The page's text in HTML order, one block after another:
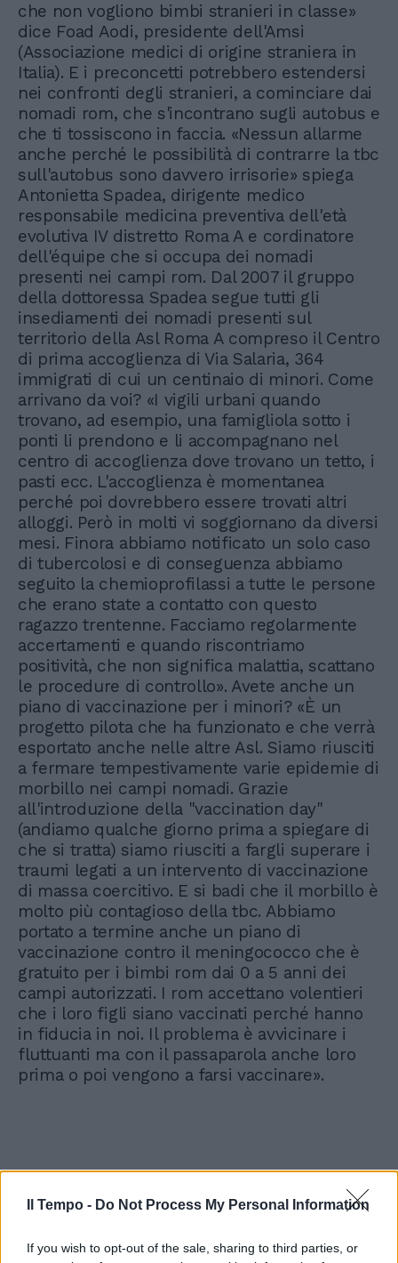
Il Tempo - Do Not Process My Personal Information
If you wish to opt-out of the sale, sharing to third parties, or
che non vogliono bimbi stranieri in classe»
dice Foad Aodi, presidente dell'Amsi
(Associazione medici di origine straniera in
Italia). E i preconcetti potrebbero estendersi
nei confronti degli stranieri, a cominciare dai
nomadi rom, che s'incontrano sugli autobus e
che ti tossiscono in faccia. «Nessun allarme
anche perché le possibilità di contrarre la tbc
sull'autobus sono davvero irrisorie» spiega
Antonietta Spadea, dirigente medico
responsabile medicina preventiva dell'età
evolutiva IV distretto Roma A e cordinatore
dell'équipe che si occupa dei nomadi
presenti nei campi rom. Dal 2007 il gruppo
della dottoressa Spadea segue tutti gli
insediamenti dei nomadi presenti sul
territorio della Asl Roma A compreso il Centro
di prima accoglienza di Via Salaria, 364
immigrati di cui un centinaio di minori. Come
arrivano da voi? «I vigili urbani quando
trovano, ad esempio, una famigliola sotto i
ponti li prendono e li accompagnano nel
centro di accoglienza dove trovano un tetto, i
pasti ecc. L'accoglienza è momentanea
perché poi dovrebbero essere trovati altri
alloggi. Però in molti vi soggiornano da diversi
mesi. Finora abbiamo notificato un solo caso
di tubercolosi e di conseguenza abbiamo
seguito la chemioprofilassi a tutte le persone
che erano state a contatto con questo
ragazzo trentenne. Facciamo regolarmente
accertamenti e quando riscontriamo
positività, che non significa malattia, scattano
le procedure di controllo». Avete anche un
piano di vaccinazione per i minori? «È un
progetto pilota che ha funzionato e che verrà
esportato anche nelle altre Asl. Siamo riusciti
a fermare tempestivamente varie epidemie di
morbillo nei campi nomadi. Grazie
all'introduzione della "vaccination day"
(andiamo qualche giorno prima a spiegare di
che si tratta) siamo riusciti a fargli superare i
traumi legati a un intervento di vaccinazione
di massa coercitivo. E si badi che il morbillo è
molto più contagioso della tbc. Abbiamo
portato a termine anche un piano di
vaccinazione contro il meningococco che è
gratuito per i bimbi rom dai 0 a 5 anni dei
campi autorizzati. I rom accettano volentieri
che i loro figli siano vaccinati perché hanno
in fiducia in noi. Il problema è avvicinare i
fluttuanti ma con il passaparola anche loro
prima o poi vengono a farsi vaccinare».